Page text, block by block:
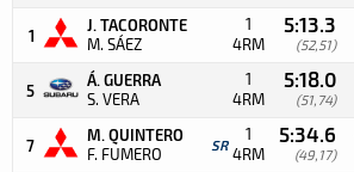
1
J. TACORONTE
M. SÁEZ
1
4RM
5:13.3
(52,51)
5
Á. GUERRA
S. VERA
1
4RM
5:18.0
(51,74)
7
M. QUINTERO
F. FUMERO SR
1
4RM
5:34.6
(49,17)